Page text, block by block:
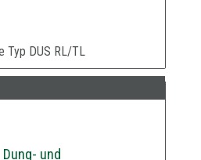
Typ DUS RL/TL